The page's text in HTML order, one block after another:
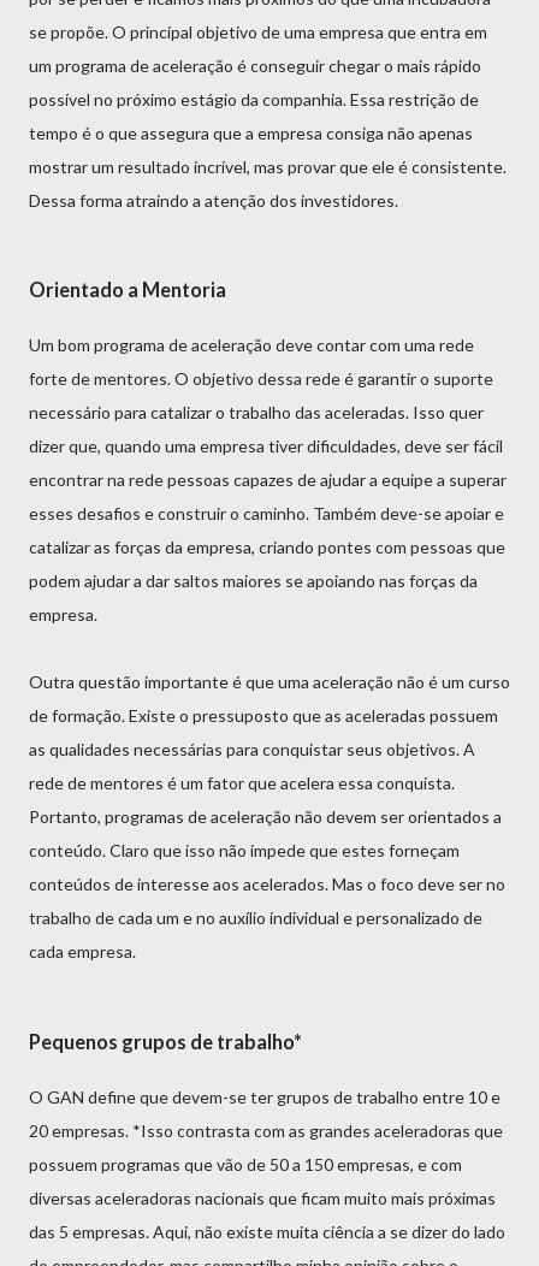
se propõe. O principal objetivo de uma empresa que entra em
um programa de aceleração é conseguir chegar o mais rápido
possível no próximo estágio da companhia. Essa restrição de
tempo é o que assegura que a empresa consiga não apenas
mostrar um resultado incrível, mas provar que ele é consistente.
Dessa forma atraindo a atenção dos investidores.
Orientado a Mentoria
Um bom programa de aceleração deve contar com uma rede
forte de mentores. O objetivo dessa rede é garantir o suporte
necessário para catalizar o trabalho das aceleradas. Isso quer
dizer que, quando uma empresa tiver dificuldades, deve ser fácil
encontrar na rede pessoas capazes de ajudar a equipe a superar
esses desafios e construir o caminho. Também deve-se apoiar e
catalizar as forças da empresa, criando pontes com pessoas que
podem ajudar a dar saltos maiores se apoiando nas forças da
empresa.
Outra questão importante é que uma aceleração não é um curso
de formação. Existe o pressuposto que as aceleradas possuem
as qualidades necessárias para conquistar seus objetivos. A
rede de mentores é um fator que acelera essa conquista.
Portanto, programas de aceleração não devem ser orientados a
conteúdo. Claro que isso não impede que estes forneçam
conteúdos de interesse aos acelerados. Mas o foco deve ser no
trabalho de cada um e no auxílio individual e personalizado de
cada empresa.
Pequenos grupos de trabalho*
O GAN define que devem-se ter grupos de trabalho entre 10 e
20 empresas. *Isso contrasta com as grandes aceleradoras que
possuem programas que vão de 50 a 150 empresas, e com
diversas aceleradoras nacionais que ficam muito mais próximas
das 5 empresas. Aqui, não existe muita ciência a se dizer do lado